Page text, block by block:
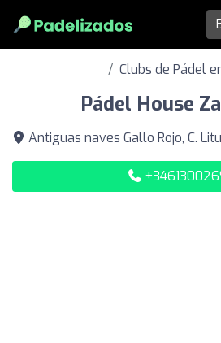
Clubs de Pádel
Pádel House
Antiguas naves Gallo Rojo, C.